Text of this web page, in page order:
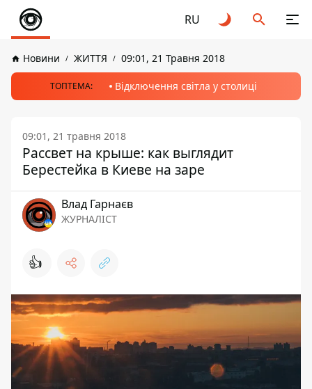
RU
Новини ЖИТТЯ 09:01, 21 Травня 2018
ТОПТЕМА: Відключення світла у столиці
09:01, 21 травня 2018
Рассвет на крыше: как выглядит
Берестейка в Киеве на заре
Влад Гарнаєв
ЖУРНАЛІСТ
👍